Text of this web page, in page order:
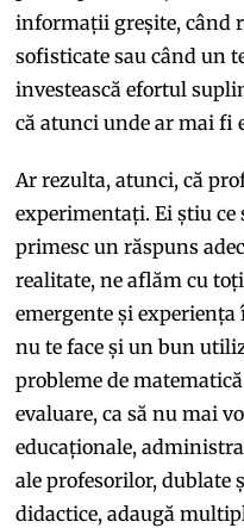
informații greșite, când
sofisticate sau când un
investească efortul
că atunci unde ar mai fi
Ar rezulta, atunci, că
experimentați. Ei știu ce
primesc un răspuns
realitate, ne aflăm cu
emergente și
nu te face și un bun
probleme de
evaluare, ca să nu mai
educaționale,
ale profesorilor, dublate
didactice, adaugă